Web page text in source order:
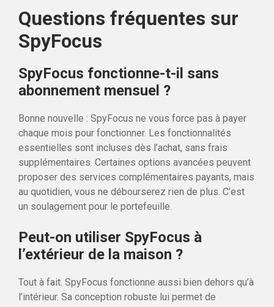
Questions fréquentes sur
SpyFocus
SpyFocus fonctionne-t-il sans
abonnement mensuel ?
Bonne nouvelle : SpyFocus ne vous force pas à payer
chaque mois pour fonctionner. Les fonctionnalités
essentielles sont incluses dès l’achat, sans frais
supplémentaires. Certaines options avancées peuvent
proposer des services complémentaires payants, mais
au quotidien, vous ne débourserez rien de plus. C’est
un soulagement pour le portefeuille.
Peut-on utiliser SpyFocus à
l’extérieur de la maison ?
Tout à fait. SpyFocus fonctionne aussi bien dehors qu’à
l’intérieur. Sa conception robuste lui permet de